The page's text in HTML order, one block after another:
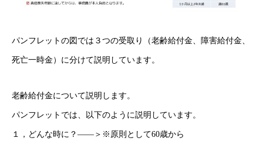
パンフレットの図では３つの受取り（老齢給付金、障害給付金、
死亡一時金）に分けて説明しています。
老齢給付金について説明します。
パンフレットでは、以下のように説明しています。
１，どんな時に？――＞※原則として60歳から